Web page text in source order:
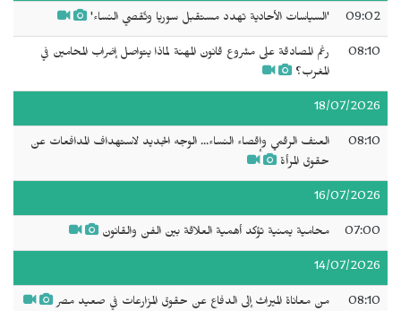
09:02 'السياسات الأحادية تهدد مستقبل سوريا وتُقصي النساء'
08:10
رغم المصادقة على مشروع قانون المهنة لماذا يتواصل إضراب المحامين في
المغرب؟
18/07/2026
08:10
العنف الرقمي وإقصاء النساء... الوجه الجديد لاستهداف المدافعات عن
حقوق المرأة
16/07/2026
07:00 محامية يمنية تؤكد أهمية العلاقة بين الفن والقانون
14/07/2026
08:10 من معاناة الميراث إلى الدفاع عن حقوق المزارعات في صعيد مصر